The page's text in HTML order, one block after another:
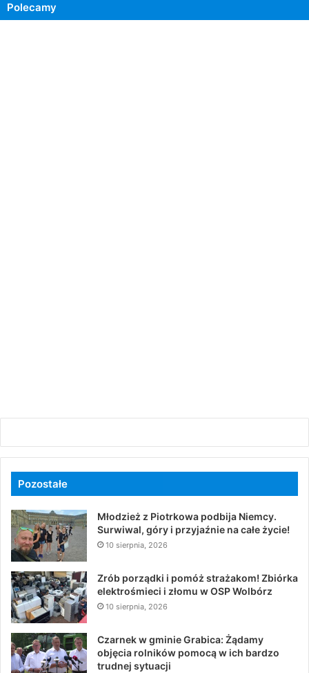
Polecamy
Pozostałe
Młodzież z Piotrkowa podbija Niemcy.
Surwiwal, góry i przyjaźnie na całe życie!
10 sierpnia, 2026
Zrób porządki i pomóż strażakom! Zbiórka
elektrośmieci i złomu w OSP Wolbórz
10 sierpnia, 2026
Czarnek w gminie Grabica: Żądamy
objęcia rolników pomocą w ich bardzo
trudnej sytuacji